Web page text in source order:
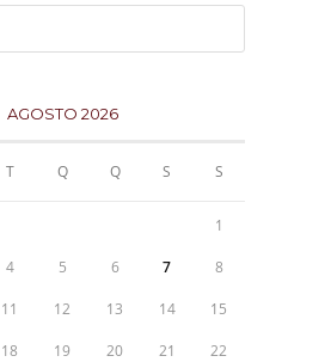
AGOSTO 2026
T Q Q S S
1
4 5 6 7 8
11 12 13 14 15
18 19 20 21 22